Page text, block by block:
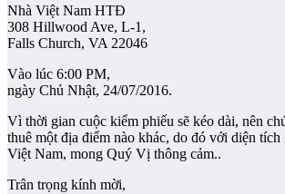
Nhà Việt Nam HTĐ
308 Hillwood Ave, L-1,
Falls Church, VA 22046
Vào lúc 6:00 PM,
ngày Chủ Nhật, 24/07/2016.
Vì thời gian cuộc kiểm phiếu sẽ kéo dài, nên
thuê một địa điểm nào khác, do đó với diện
Việt Nam, mong Quý Vị thông cảm..
Trân trọng kính mời,